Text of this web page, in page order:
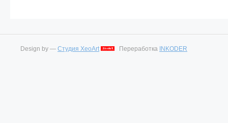
Design by — Студия XeoArt Переработка INKODER